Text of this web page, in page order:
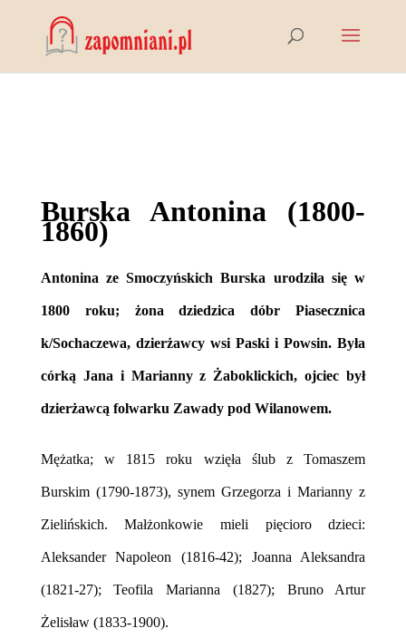
Burska Antonina (1800-
1860)
Antonina ze Smoczyńskich Burska urodziła się w
1800 roku; żona dziedzica dóbr Piasecznica
k/Sochaczewa, dzierżawcy wsi Paski i Powsin. Była
córką Jana i Marianny z Żaboklickich, ojciec był
dzierżawcą folwarku Zawady pod Wilanowem.
Mężatka; w 1815 roku wzięła ślub z Tomaszem
Burskim (1790-1873), synem Grzegorza i Marianny z
Zielińskich. Małżonkowie mieli pięcioro dzieci:
Aleksander Napoleon (1816-42); Joanna Aleksandra
(1821-27);Teofila Marianna (1827); Bruno Artur
Żelisław (1833-1900).